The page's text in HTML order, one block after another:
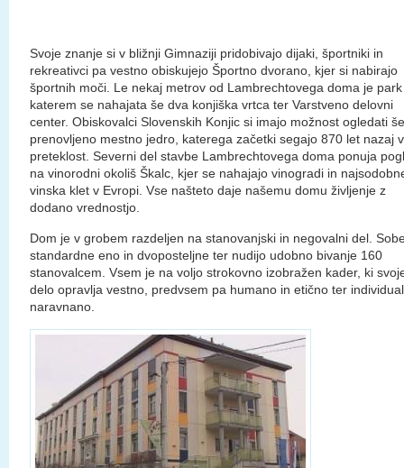
Svoje znanje si v bližnji Gimnaziji pridobivajo dijaki, športniki in
rekreativci pa vestno obiskujejo Športno dvorano, kjer si nabirajo
športnih moči. Le nekaj metrov od Lambrechtovega doma je
katerem se nahajata še dva konjiška vrtca ter Varstveno delovni
center. Obiskovalci Slovenskih Konjic si imajo možnost ogledati še
prenovljeno mestno jedro, katerega začetki segajo 870 let nazaj v
preteklost. Severni del stavbe Lambrechtovega doma ponuja
na vinorodni okoliš Škalc, kjer se nahajajo vinogradi in
vinska klet v Evropi. Vse našteto daje našemu domu življenje z
dodano vrednostjo.
Dom je v grobem razdeljen na stanovanjski in negovalni del.
standardne eno in dvoposteljne ter nudijo udobno bivanje 160
stanovalcem. Vsem je na voljo strokovno izobražen kader, ki
delo opravlja vestno, predvsem pa humano in etično ter
naravnano.